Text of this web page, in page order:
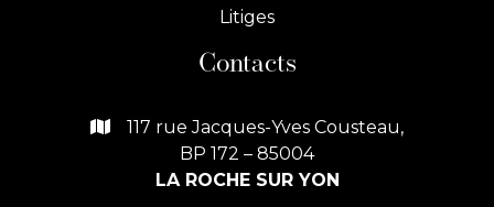
Litiges
Contacts

117 rue Jacques-Yves Cousteau,
BP 172 – 85004
LA ROCHE SUR YON